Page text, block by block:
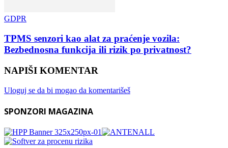
GDPR
TPMS senzori kao alat za praćenje vozila:
Bezbednosna funkcija ili rizik po privatnost?
NAPIŠI KOMENTAR
Uloguj se da bi mogao da komentarišeš
SPONZORI MAGAZINA